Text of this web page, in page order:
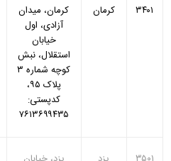
۳۴۰۱ کرمان
کرمان، میدان
آزادی، اول
خیابان
استقلال، نبش
کوچه شماره ۳
پلاک ۹۵،
کدپستی:
۷۶۱۳۶۹۹۴۳۵